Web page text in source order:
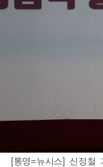
[통영=뉴시스] 신정철